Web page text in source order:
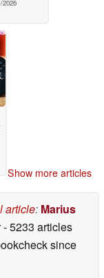
2026
Show more articles
article: Marius
- 5233 articles
since